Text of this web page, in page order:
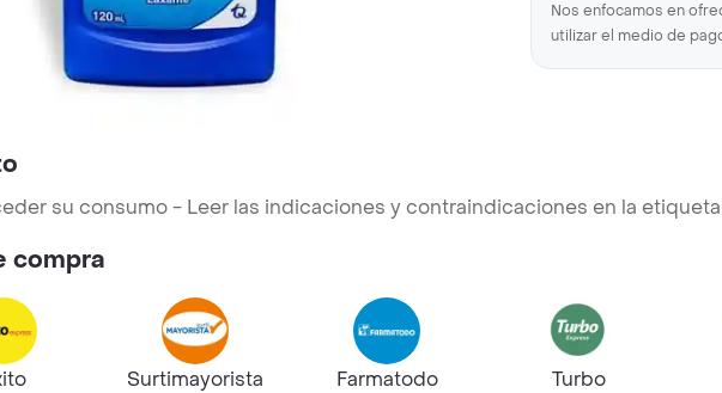
Nos enfocamos en
utilizar el medio de
su consumo - Leer las indicaciones y contraindicaciones en la
compra
Surtimayorista
Farmatodo
Turbo